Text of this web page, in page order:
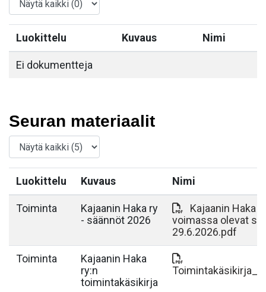
Luokittelu Kuvaus Nimi
Ei dokumentteja
Seuran materiaalit
Luokittelu Kuvaus Nimi
Toiminta
Kajaanin Haka ry
- säännöt 2026
Kajaanin Haka
voimassa olevat
29.6.2026.pdf
Toiminta
Kajaanin Haka
ry:n
toimintakäsikirja